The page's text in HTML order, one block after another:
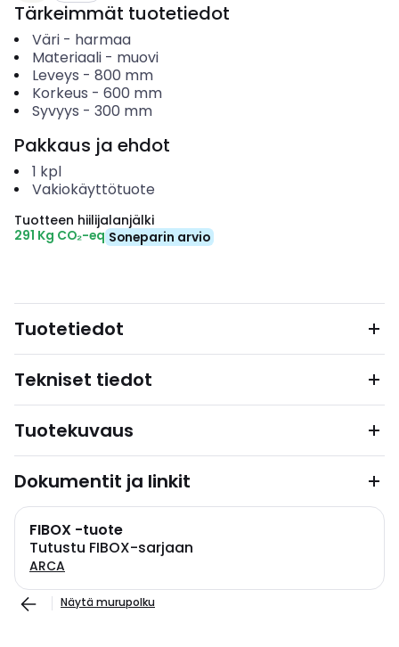
Tärkeimmät tuotetiedot
Väri- harmaa
Materiaali- muovi
Leveys - 800 mm
Korkeus - 600 mm
Syvyys - 300 mm
Pakkaus ja ehdot
1 kpl
Vakiokäyttötuote
Tuotteen hiilijalanjälki
291 Kg CO₂-eq Soneparin arvio
Tuotetiedot
Tekniset tiedot
Tuotekuvaus
Dokumentit ja linkit
FIBOX -tuote
Tutustu FIBOX-sarjaan
ARCA
Näytä murupolku